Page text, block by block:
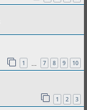
1 7 8 9 10
1 2 3